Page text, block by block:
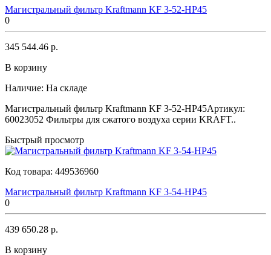
Магистральный фильтр Kraftmann KF 3-52-HP45
0
345 544.46 р.
В корзину
Наличие: На складе
Магистральный фильтр Kraftmann KF 3-52-HP45Артикул:
60023052 Фильтры для сжатого воздуха серии KRAFT..
Быстрый просмотр
Код товара: 449536960
Магистральный фильтр Kraftmann KF 3-54-HP45
0
439 650.28 р.
В корзину